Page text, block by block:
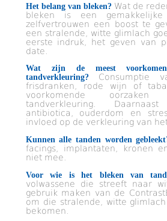
Het belang van bleken? Wat de
bleken is een
zelfvertrouwen een boost te
een stralende, witte glimlach
eerste indruk, het geven van
date.
Wat zijn de meest
tandverkleuring?
Consumptie
frisdranken, rode wijn of
voorkomende
tandverkleuring.
antibiotica, ouderdom en
invloed op de verkleuring van
Kunnen alle tanden worden
facings, implantaten, kronen
niet mee.
Voor wie is het bleken van
volwassene die streeft naar
gebruik maken van de
om die stralende, witte
bekomen.